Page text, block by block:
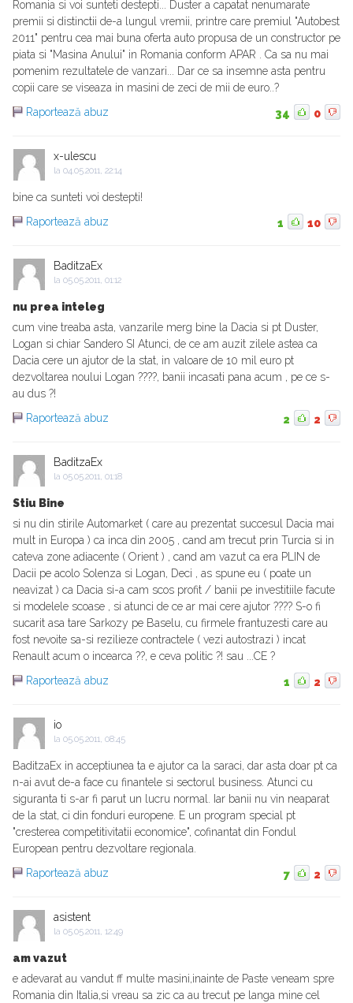
Romania si voi sunteti destepti... Duster a capatat nenumarate
premii si distinctii de-a lungul vremii, printre care premiul "Autobest
2011" pentru cea mai buna oferta auto propusa de un constructor pe
piata si "Masina Anului" in Romania conform APAR . Ca sa nu mai
pomenim rezultatele de vanzari... Dar ce sa insemne asta pentru
copii care se viseaza in masini de zeci de mii de euro..?
Raportează abuz
34 0
x-ulescu
la 04.05.2011, 22:14
bine ca sunteti voi destepti!
Raportează abuz
1 10
BaditzaEx
la 05.05.2011, 01:12
nu prea inteleg
cum vine treaba asta, vanzarile merg bine la Dacia si pt Duster,
Logan si chiar Sandero SI Atunci, de ce am auzit zilele astea ca
Dacia cere un ajutor de la stat, in valoare de 10 mil euro pt
dezvoltarea noului Logan ????, banii incasati pana acum , pe ce s-
au dus ?!
Raportează abuz
2 2
BaditzaEx
la 05.05.2011, 01:18
Stiu Bine
si nu din stirile Automarket ( care au prezentat succesul Dacia mai
mult in Europa ) ca inca din 2005 , cand am trecut prin Turcia si in
cateva zone adiacente ( Orient ) , cand am vazut ca era PLIN de
Dacii pe acolo Solenza si Logan, Deci , as spune eu ( poate un
neavizat ) ca Dacia si-a cam scos profit / banii pe investitiile facute
si modelele scoase , si atunci de ce ar mai cere ajutor ???? S-o fi
sucarit asa tare Sarkozy pe Baselu, cu firmele frantuzesti care au
fost nevoite sa-si rezilieze contractele ( vezi autostrazi ) incat
Renault acum o incearca ??, e ceva politic ?! sau ...CE ?
Raportează abuz
1 2
io
la 05.05.2011, 08:45
BaditzaEx in acceptiunea ta e ajutor ca la saraci, dar asta doar pt ca
n-ai avut de-a face cu finantele si sectorul business. Atunci cu
siguranta ti s-ar fi parut un lucru normal. Iar banii nu vin neaparat
de la stat, ci din fonduri europene. E un program special pt
"cresterea competitivitatii economice", cofinantat din Fondul
European pentru dezvoltare regionala.
Raportează abuz
7 2
asistent
la 05.05.2011, 12:49
am vazut
e adevarat au vandut ff multe masini,inainte de Paste veneam spre
Romania din Italia,si vreau sa zic ca au trecut pe langa mine cel